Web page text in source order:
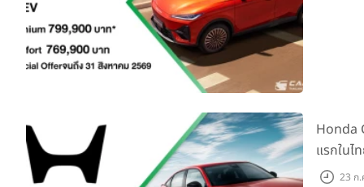
Honda
แรกใน
23 ก